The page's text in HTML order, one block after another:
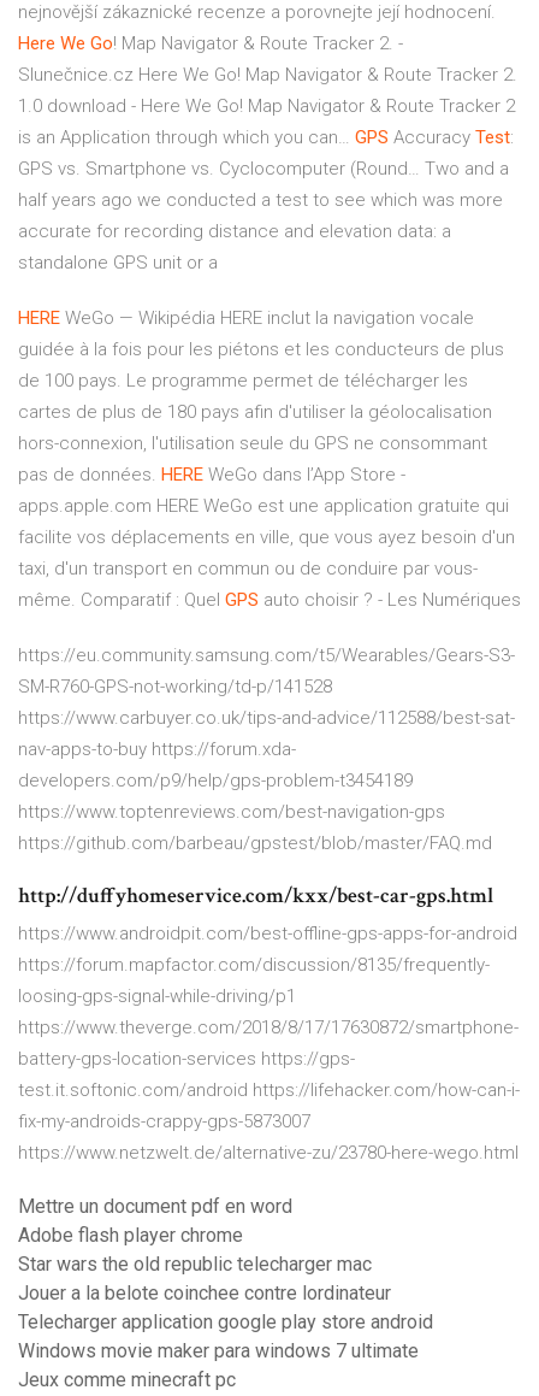
nejnovější zákaznické recenze a porovnejte její hodnocení.
Here We Go! Map Navigator & Route Tracker 2. -
Slunečnice.cz Here We Go! Map Navigator & Route Tracker 2.
1.0 download - Here We Go! Map Navigator & Route Tracker 2
is an Application through which you can… GPS Accuracy Test:
GPS vs. Smartphone vs. Cyclocomputer (Round… Two and a
half years ago we conducted a test to see which was more
accurate for recording distance and elevation data: a
standalone GPS unit or a
HERE WeGo — Wikipédia HERE inclut la navigation vocale
guidée à la fois pour les piétons et les conducteurs de plus
de 100 pays. Le programme permet de télécharger les
cartes de plus de 180 pays afin d'utiliser la géolocalisation
hors-connexion, l'utilisation seule du GPS ne consommant
pas de données. ‎ HERE WeGo dans l’App Store -
apps.apple.com HERE WeGo est une application gratuite qui
facilite vos déplacements en ville, que vous ayez besoin d'un
taxi, d'un transport en commun ou de conduire par vous-
même. Comparatif : Quel GPS auto choisir ? - Les Numériques
https://eu.community.samsung.com/t5/Wearables/Gears-S3-
SM-R760-GPS-not-working/td-p/141528
https://www.carbuyer.co.uk/tips-and-advice/112588/best-sat-
nav-apps-to-buy https://forum.xda-
developers.com/p9/help/gps-problem-t3454189
https://www.toptenreviews.com/best-navigation-gps
https://github.com/barbeau/gpstest/blob/master/FAQ.md
http://duffyhomeservice.com/kxx/best-car-gps.html
https://www.androidpit.com/best-offline-gps-apps-for-android
https://forum.mapfactor.com/discussion/8135/frequently-
loosing-gps-signal-while-driving/p1
https://www.theverge.com/2018/8/17/17630872/smartphone-
battery-gps-location-services https://gps-
test.it.softonic.com/android https://lifehacker.com/how-can-i-
fix-my-androids-crappy-gps-5873007
https://www.netzwelt.de/alternative-zu/23780-here-wego.html
Mettre un document pdf en word
Adobe flash player chrome
Star wars the old republic telecharger mac
Jouer a la belote coinchee contre lordinateur
Telecharger application google play store android
Windows movie maker para windows 7 ultimate
Jeux comme minecraft pc